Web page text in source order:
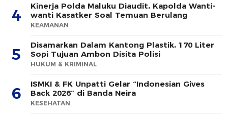
4
Kinerja Polda Maluku Diaudit, Kapolda Wanti-
wanti Kasatker Soal Temuan Berulang
KEAMANAN
5
Disamarkan Dalam Kantong Plastik, 170 Liter
Sopi Tujuan Ambon Disita Polisi
HUKUM & KRIMINAL
6
ISMKI & FK Unpatti Gelar “Indonesian Gives
Back 2026” di Banda Neira
KESEHATAN